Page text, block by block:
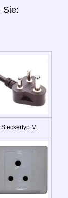
Sie:
Steckertyp M